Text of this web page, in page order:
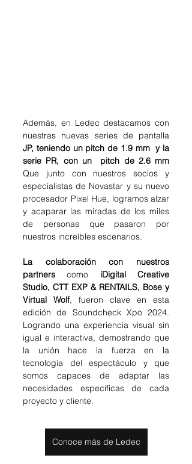
Además, en Ledec destacamos con
JP, teniendo un pitch de 1.9 mm  y la
serie PR, con un  pitch de 2.6 mm
Que junto con nuestros socios y
especialistas de Novastar y su nuevo
procesador Pixel Hue, logramos alzar
y acaparar las miradas de los miles
de personas que pasaron por
nuestros increíbles escenarios.
La colaboración con nuestros
partners como iDigital Creative
Studio, CTT EXP & RENTAILS, Bose y
Virtual Wolf, fueron clave en esta
edición de Soundcheck Xpo 2024.
Logrando una experiencia visual sin
igual e interactiva, demostrando que
la unión hace la fuerza en la
tecnología del espectáculo y que
somos capaces de adaptar las
necesidades específicas de cada
proyecto y cliente.
Conoce más de Ledec